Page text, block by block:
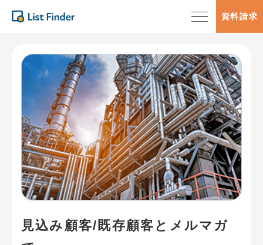
資料請求
見込み顧客/既存顧客とメルマガ